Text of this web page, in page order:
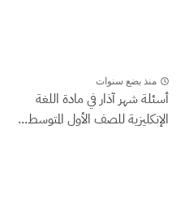
منذ بضع سنوات
أسئلة شهر آذار في مادة اللغة
الإنكليزية للصف الأول المتوسط...